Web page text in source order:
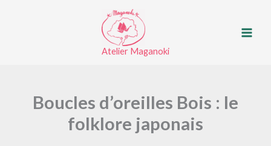
Atelier Maganoki
Boucles d’oreilles Bois : le
folklore japonais